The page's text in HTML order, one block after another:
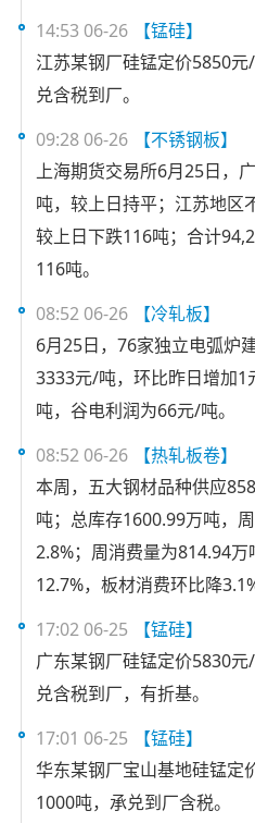
14:53 06-26
【锰硅】
江苏某钢厂硅锰定价5850
兑含税到厂。
09:28 06-26
【不锈钢板】
上海期货交易所6月25日，
吨，较上日持平；江苏地区
较上日下跌116吨；合计
116吨。
08:52 06-26
【冷轧板】
6月25日，76家独立电弧炉
3333元/吨，环比昨日增加
吨，谷电利润为66元/吨。
08:52 06-26
【热轧板卷】
本周，五大钢材品种供应
吨；总库存1600.99万吨，
2.8%；周消费量为814.94
12.7%，板材消费环比降3.1%
17:02 06-25
【锰硅】
广东某钢厂硅锰定价5830
兑含税到厂，有折基。
17:01 06-25
【锰硅】
华东某钢厂宝山基地硅锰定
1000吨，承兑到厂含税。